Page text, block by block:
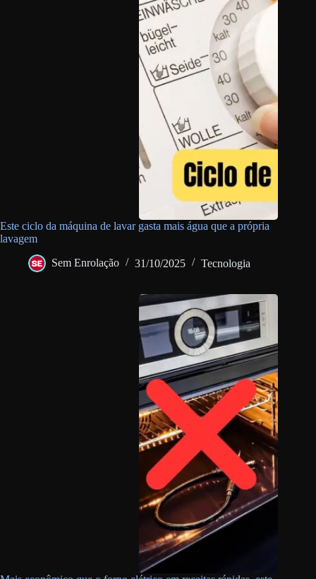
Este ciclo da máquina de lavar gasta mais água que a própria
lavagem
Sem Enrolação 31/10/2025 Tecnologia